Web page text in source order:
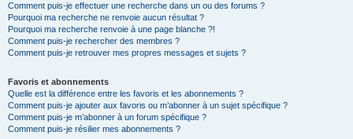
Comment puis-je effectuer une recherche dans un ou des forums ?
Pourquoi ma recherche ne renvoie aucun résultat ?
Pourquoi ma recherche renvoie à une page blanche ?!
Comment puis-je rechercher des membres ?
Comment puis-je retrouver mes propres messages et sujets ?
Favoris et abonnements
Quelle est la différence entre les favoris et les abonnements ?
Comment puis-je ajouter aux favoris ou m’abonner à un sujet spécifique ?
Comment puis-je m’abonner à un forum spécifique ?
Comment puis-je résilier mes abonnements ?